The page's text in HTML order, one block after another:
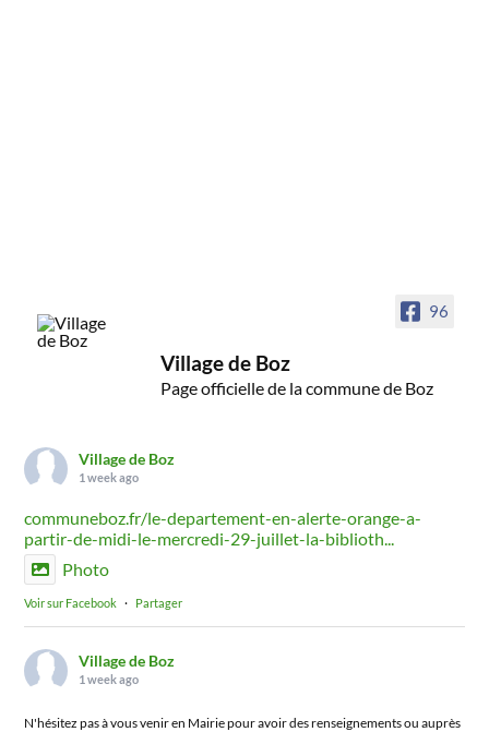
96
Village de Boz
Page officielle de la commune de Boz
Village de Boz
1 week ago
communeboz.fr/le-departement-en-alerte-orange-a-
partir-de-midi-le-mercredi-29-juillet-la-biblioth...
Photo
Voir sur Facebook · Partager
Village de Boz
1 week ago
N'hésitez pas à vous venir en Mairie pour avoir des renseignements ou auprès